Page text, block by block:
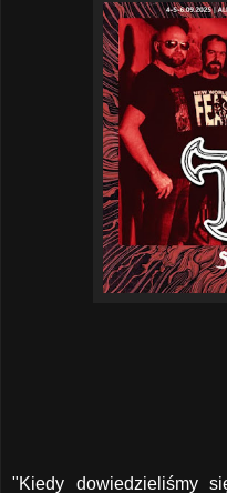
"Kiedy dowiedzieliśmy